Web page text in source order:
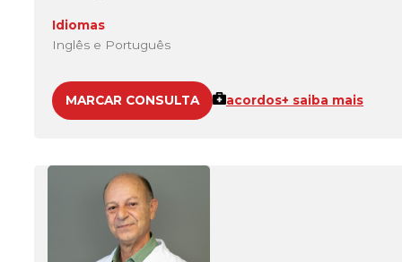
Idiomas
Inglês e Português
MARCAR CONSULTA acordos+ saiba mais